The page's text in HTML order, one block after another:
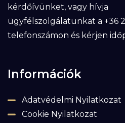
kérdőívünket, vagy hívja
ügyfélszolgálatunkat a +36
telefonszámon és kérjen
Információk
Adatvédelmi Nyilatkozat
Cookie Nyilatkozat